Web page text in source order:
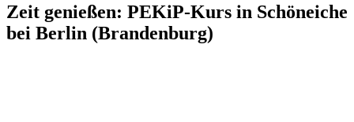
Zeit genießen: PEKiP-Kurs in Schöneiche
bei Berlin (Brandenburg)